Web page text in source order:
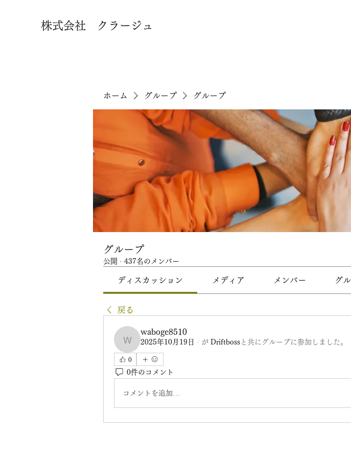
株式会社 クラージュ
ホーム グループ グループ
グループ
公開 · 437名のメンバー
ディスカッション メディア メンバー グ
戻る
waboge8510
waboge8510
2025年10月19日 · が Driftboss と共にグループに参加しました 。
0
0件のコメント
コメントを追加…